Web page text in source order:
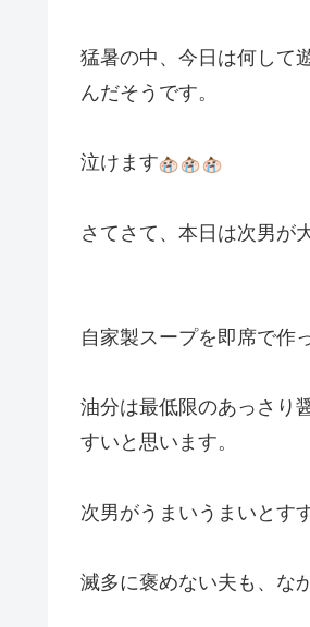
猛暑の中、今日は何して
んだそうです。
泣けます
さてさて、本日は次男が
自家製スープを即席で作
油分は最低限のあっさり
すいと思います。
次男がうまいうまいとす
滅多に褒めない夫も、な